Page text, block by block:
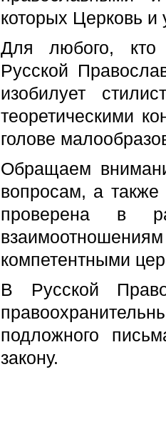
которых Церковь
Для любого, кто
Русской
изобилует
теоретическими
голове
Обращаем
вопросам, а также
проверена в
компетентными
В Русской
подложного
закону.